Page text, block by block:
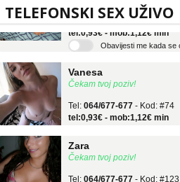
TELEFONSKI SEX UŽIVO
Tel: 064/677-677 - Kod: #136
tel:0,93€ - mob:1,12€ min
Čekam tvoj poziv!
064/677-677
tel:0,93€ - mob:1,12€ min
Čekam tvoj poziv!
064/677-677
tel:0,93€ - mob:1,12€ min